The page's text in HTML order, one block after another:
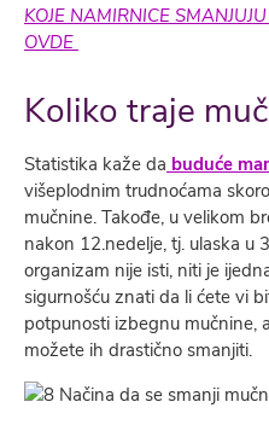
KOJE NAMIRNICE
OVDE
Koliko traje
Statistika kaže da buduće
višeplodnim trudnoćama
mučnine. Takođe, u velikom
nakon 12.nedelje, tj. ulaska u
organizam nije isti, niti je
sigurnošću znati da li ćete vi
potpunosti izbegnu mučnine,
možete ih drastično smanjiti.